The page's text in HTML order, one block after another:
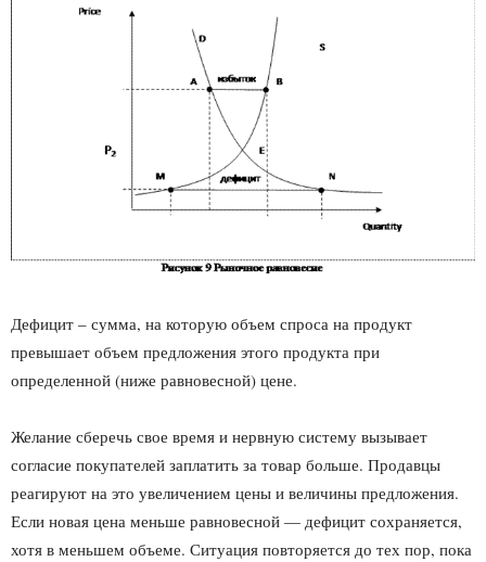
Дефицит – сумма, на которую объем спроса на продукт
превышает объем предложения этого продукта при
определенной (ниже равновесной) цене.
Желание сберечь свое время и нервную систему вызывает
согласие покупателей заплатить за товар больше. Продавцы
реагируют на это увеличением цены и величины предложения.
Если новая цена меньше равновесной — дефицит сохраняется,
хотя в меньшем объеме. Ситуация повторяется до тех пор, пока